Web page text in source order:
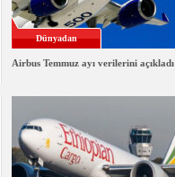
Dünyadan
Airbus Temmuz ayı verilerini açıkladı